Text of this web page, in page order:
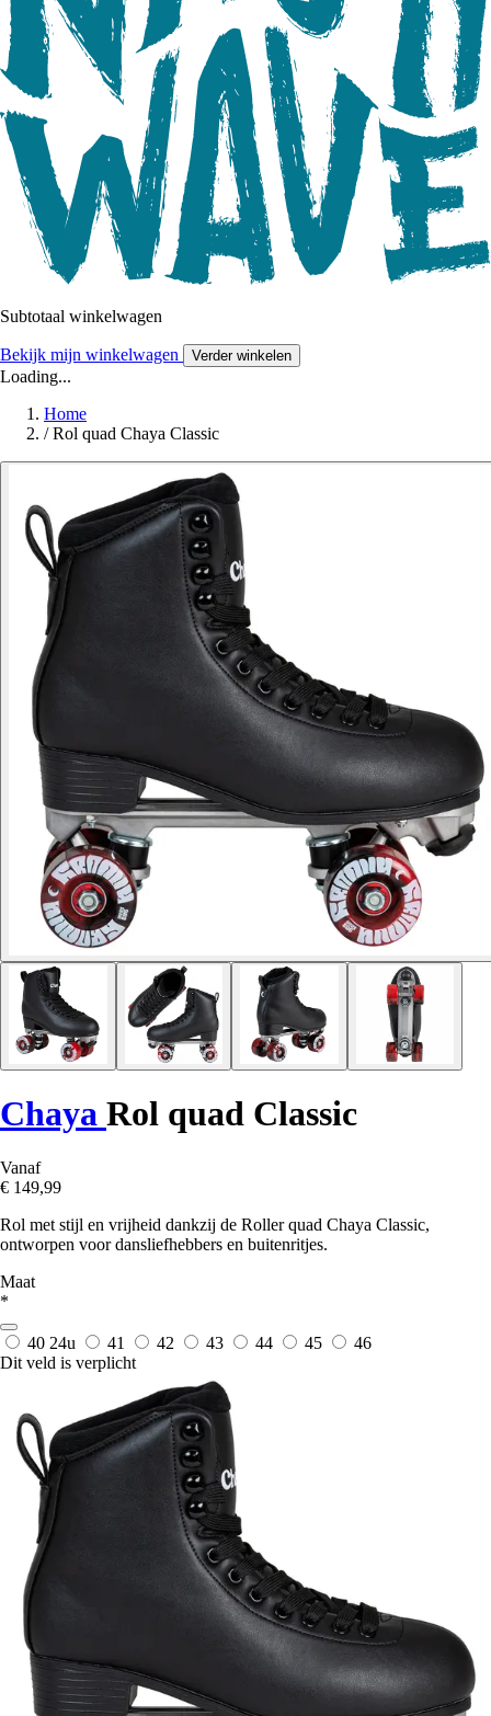
Subtotaal winkelwagen
Bekijk mijn winkelwagen Verder winkelen
Loading...
Home
/ Rol quad Chaya Classic
Chaya Rol quad Classic
Vanaf
€ 149,99
Rol met stijl en vrijheid dankzij de Roller quad Chaya Classic,
ontworpen voor dansliefhebbers en buitenritjes.
Maat
*
40 24u 41 42 43 44 45
46
Dit veld is verplicht